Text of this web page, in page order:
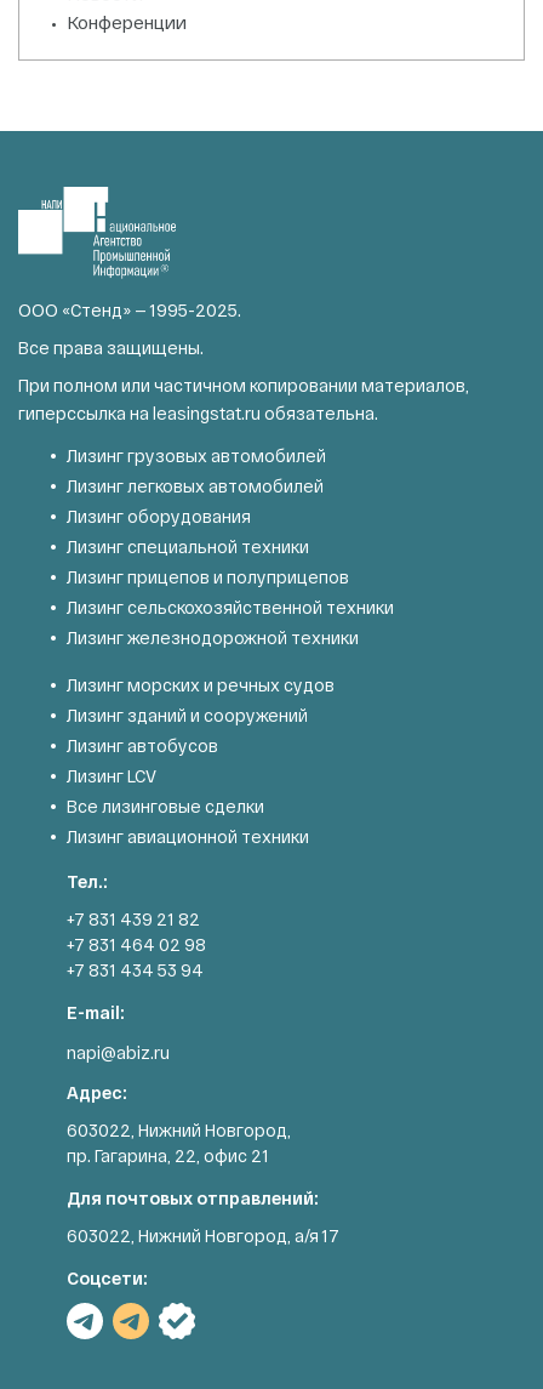
Конференции
ООО «Стенд» — 1995-2025.
Все права защищены.
При полном или частичном копировании материалов,
гиперссылка на leasingstat.ru обязательна.
Лизинг грузовых автомобилей
Лизинг легковых автомобилей
Лизинг оборудования
Лизинг специальной техники
Лизинг прицепов и полуприцепов
Лизинг сельскохозяйственной техники
Лизинг железнодорожной техники
Лизинг морских и речных судов
Лизинг зданий и сооружений
Лизинг автобусов
Лизинг LCV
Все лизинговые сделки
Лизинг авиационной техники
Тел.:
+7 831 439 21 82
+7 831 464 02 98
+7 831 434 53 94
E-mail:
napi@abiz.ru
Адрес:
603022, Нижний Новгород,
пр. Гагарина, 22, офис 21
Для почтовых отправлений:
603022, Нижний Новгород, а/я 17
Соцсети: